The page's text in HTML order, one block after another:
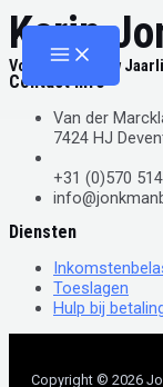
Skip
to
contentMain
Menu
Karin
Voor Hulp Bij Uw
Contact Info
Van der
7424 HJ
+31 (0)570
Diensten
Toeslagen
Hulp bij
Copyright © 2026